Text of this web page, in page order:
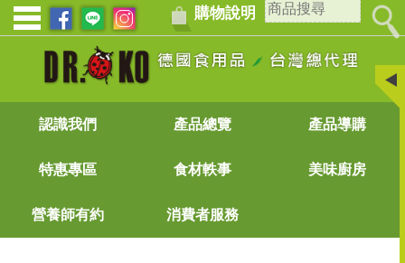
購物說明
認識我們 產品總覽 產品導購
特惠專區 食材軼事 美味廚房
營養師有約 消費者服務